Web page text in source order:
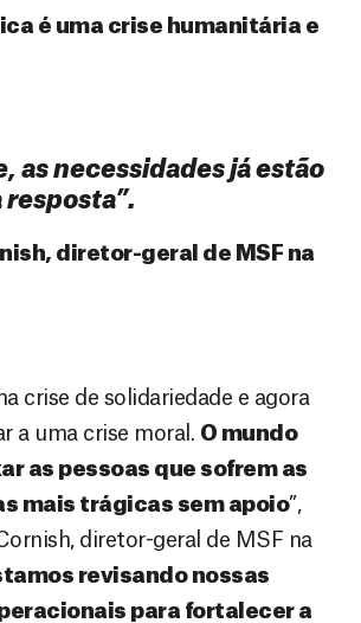
é uma crise humanitária e
as necessidades já estão
resposta”.
diretor-geral de MSF na
crise de solidariedade e agora
a uma crise moral. O mundo
as pessoas que sofrem as
mais trágicas sem apoio”,
diretor-geral de MSF na
revisando nossas
para fortalecer a